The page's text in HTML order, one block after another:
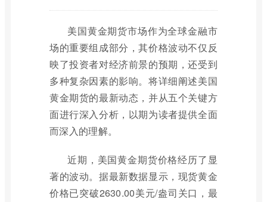
美国黄金期货市场作为全球金融市
场的重要组成部分，其价格波动不仅反
映了投资者对经济前景的预期，还受到
多种复杂因素的影响。将详细阐述美国
黄金期货的最新动态，并从五个关键方
面进行深入分析，以期为读者提供全面
而深入的理解。
近期，美国黄金期货价格经历了显
著的波动。据最新数据显示，现货黄金
价格已突破2630.00美元/盎司关口，最